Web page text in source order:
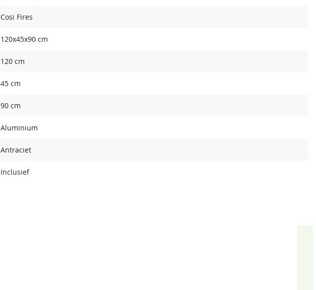
Cosi Fires
120x45x90 cm
120 cm
45 cm
90 cm
Aluminium
Antraciet
Inclusief